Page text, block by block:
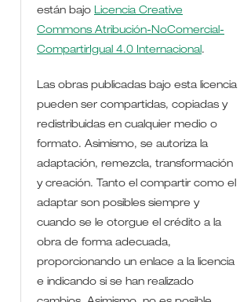
están bajoLicencia Creative
Commons Atribución-NoComercial-
CompartirIgual 4.0 Internacional.
Las obras publicadas bajo esta licencia
pueden ser compartidas, copiadas y
redistribuidas en cualquier medio o
formato. Asimismo, se autoriza la
adaptación, remezcla, transformación
y creación. Tanto el compartir como el
adaptar son posibles siempre y
cuando se le otorgue el crédito a la
obra de forma adecuada,
proporcionando un enlace a la licencia
e indicando si se han realizado